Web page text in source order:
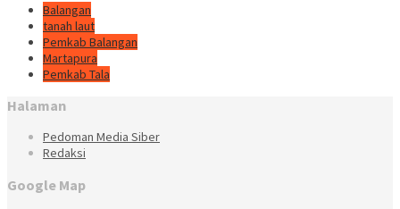
Balangan
tanah laut
Pemkab Balangan
Martapura
Pemkab Tala
Halaman
Pedoman Media Siber
Redaksi
Google Map